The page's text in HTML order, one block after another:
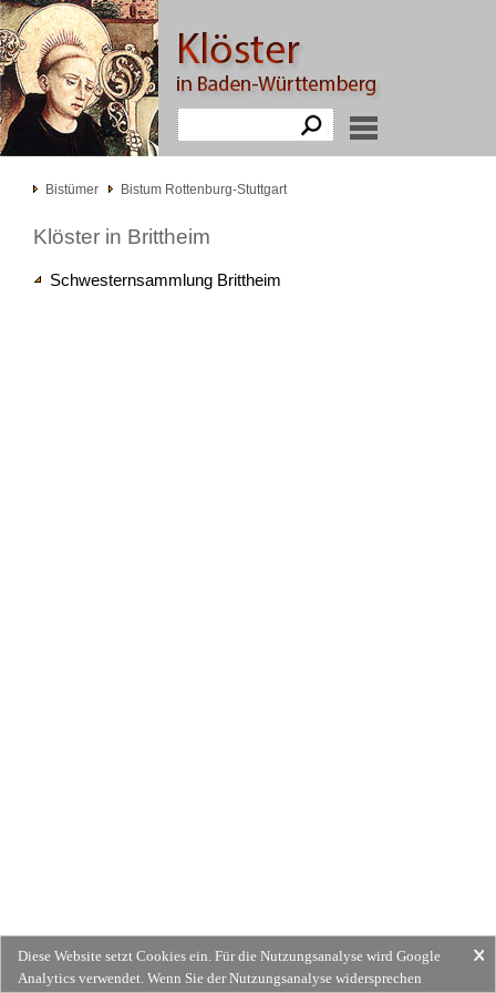
Bistümer Bistum Rottenburg-Stuttgart
Klöster in Brittheim
Schwesternsammlung Brittheim
Diese Website setzt Cookies ein. Für die Nutzungsanalyse wird Google
Analytics verwendet. Wenn Sie der Nutzungsanalyse widersprechen